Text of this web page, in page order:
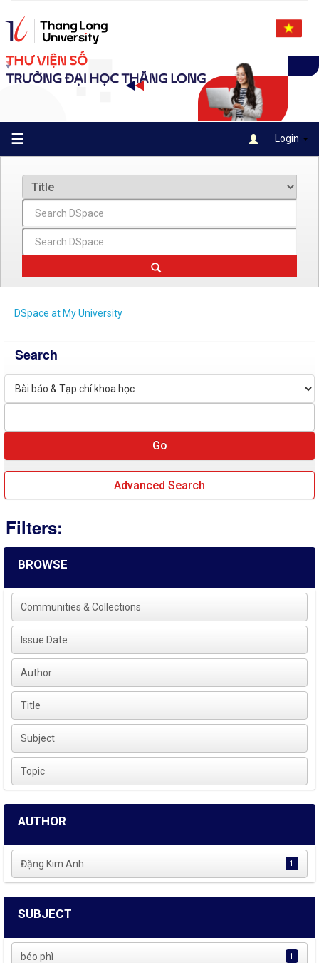
navigation
☰ Login
DSpace at My University
Search
Advanced Search
Filters:
BROWSE
Communities & Collections
Issue Date
Author
Title
Subject
Topic
AUTHOR
Đặng Kim Anh 1
SUBJECT
béo phì 1